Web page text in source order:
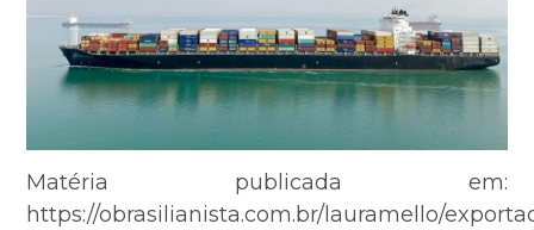
Matéria publicada em:
https://obrasilianista.com.br/lauramello/